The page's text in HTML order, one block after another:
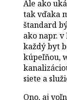
Ale ako
tak vďaka
štandard
ako napr. v
každý byt
kúpeľňou,
siete a
Ono, aj